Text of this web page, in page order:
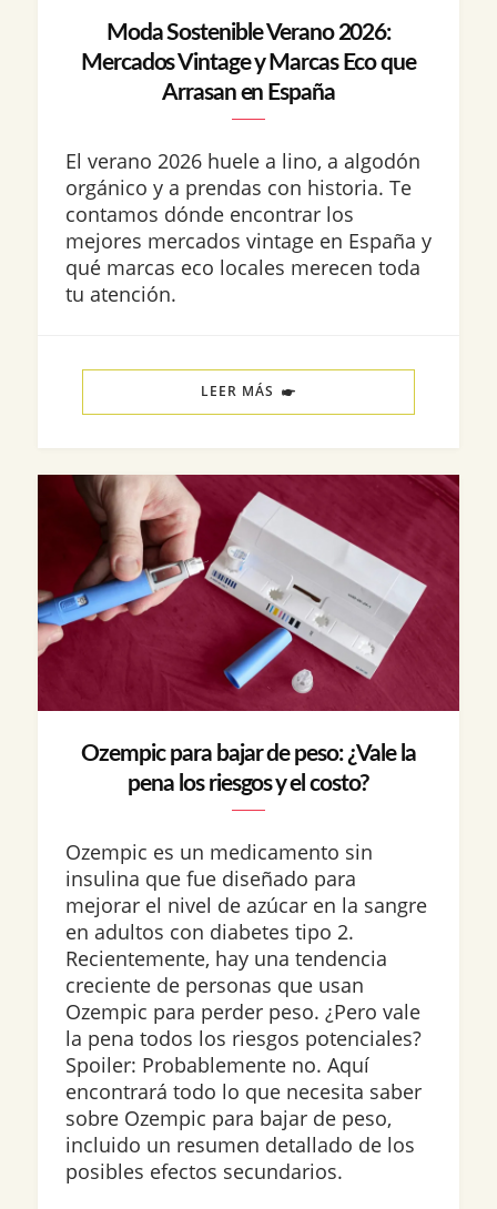
Moda Sostenible Verano 2026:
Mercados Vintage y Marcas Eco que
Arrasan en España
El verano 2026 huele a lino, a algodón
orgánico y a prendas con historia. Te
contamos dónde encontrar los
mejores mercados vintage en España y
qué marcas eco locales merecen toda
tu atención.
LEER MÁS
Ozempic para bajar de peso: ¿Vale la
pena los riesgos y el costo?
Ozempic es un medicamento sin
insulina que fue diseñado para
mejorar el nivel de azúcar en la sangre
en adultos con diabetes tipo 2.
Recientemente, hay una tendencia
creciente de personas que usan
Ozempic para perder peso. ¿Pero vale
la pena todos los riesgos potenciales?
Spoiler: Probablemente no. Aquí
encontrará todo lo que necesita saber
sobre Ozempic para bajar de peso,
incluido un resumen detallado de los
posibles efectos secundarios.